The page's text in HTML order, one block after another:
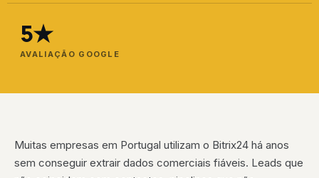
5★
AVALIAÇÃO GOOGLE
Muitas empresas em Portugal utilizam o Bitrix24 há anos
sem conseguir extrair dados comerciais fiáveis. Leads que